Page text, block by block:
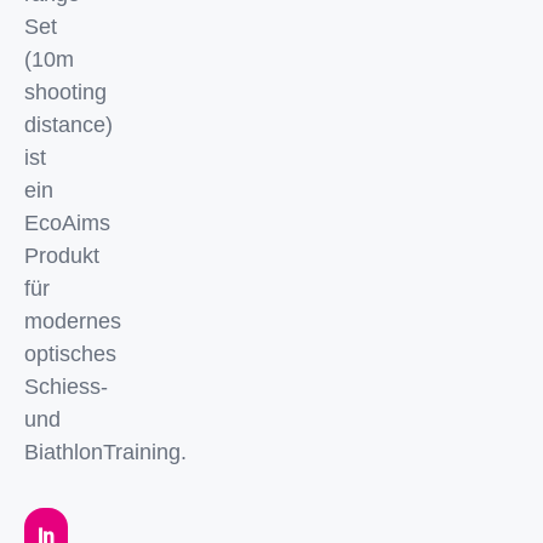
Set
(10m
shooting
distance)
ist
ein
EcoAims
Produkt
für
modernes
optisches
Schiess-
und
BiathlonTraining.
In